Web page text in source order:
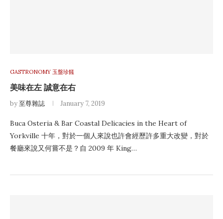
GASTRONOMY 玉盤珍饈
美味在左 誠意在右
by至尊雜誌 January 7, 2019
Buca Osteria & Bar Coastal Delicacies in the Heart of
Yorkville 十年，對於一個人來說也許會經歷許多重大改變，對於
餐廳來說又何嘗不是？自 2009 年 King…